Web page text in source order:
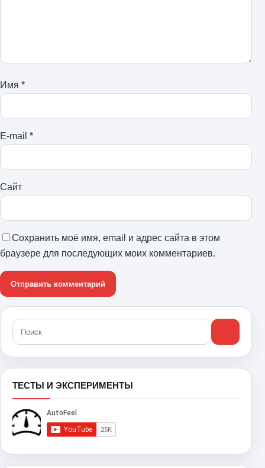
Имя *
E-mail *
Сайт
Сохранить моё имя, email и адрес сайта в этом
браузере для последующих моих комментариев.
ТЕСТЫ И ЭКСПЕРИМЕНТЫ